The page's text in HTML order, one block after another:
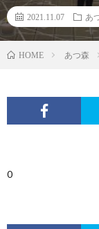
2021.11.07 あ
HOME あつ森
0